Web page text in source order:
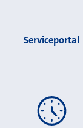
Serviceportal